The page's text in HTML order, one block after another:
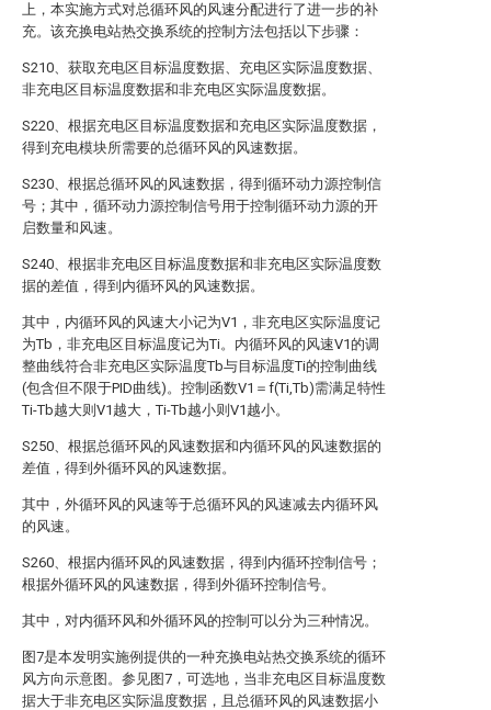
上，本实施方式对总循环风的风速分配进行了进一步的补
充。该充换电站热交换系统的控制方法包括以下步骤：
S210、获取充电区目标温度数据、充电区实际温度数据、
非充电区目标温度数据和非充电区实际温度数据。
S220、根据充电区目标温度数据和充电区实际温度数据，
得到充电模块所需要的总循环风的风速数据。
S230、根据总循环风的风速数据，得到循环动力源控制信
号；其中，循环动力源控制信号用于控制循环动力源的开
启数量和风速。
S240、根据非充电区目标温度数据和非充电区实际温度数
据的差值，得到内循环风的风速数据。
其中，内循环风的风速大小记为V1，非充电区实际温度记
为Tb，非充电区目标温度记为Ti。内循环风的风速V1的调
整曲线符合非充电区实际温度Tb与目标温度Ti的控制曲线
(包含但不限于PID曲线)。控制函数V1＝f(Ti,Tb)需满足特性
Ti-Tb越大则V1越大，Ti-Tb越小则V1越小。
S250、根据总循环风的风速数据和内循环风的风速数据的
差值，得到外循环风的风速数据。
其中，外循环风的风速等于总循环风的风速减去内循环风
的风速。
S260、根据内循环风的风速数据，得到内循环控制信号；
根据外循环风的风速数据，得到外循环控制信号。
其中，对内循环风和外循环风的控制可以分为三种情况。
图7是本发明实施例提供的一种充换电站热交换系统的循环
风方向示意图。参见图7，可选地，当非充电区目标温度数
据大于非充电区实际温度数据，且总循环风的风速数据小